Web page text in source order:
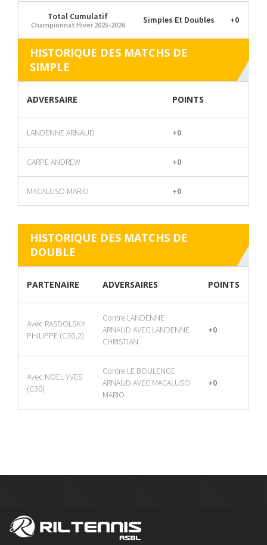
Total Cumulatif
Championnat Hiver 2025-2026 Simples Et Doubles +0
HISTORIQUE DES MATCHS DE
SIMPLE
ADVERSAIRE POINTS
LANDENNE ARNAUD +0
CARPE ANDREW +0
MACALUSO MARIO +0
HISTORIQUE DES MATCHS DE
DOUBLE
PARTENAIRE ADVERSAIRES POINTS
Avec RASDOLSKY
PHILIPPE (C30,2)
Contre LANDENNE
ARNAUD AVEC LANDENNE
CHRISTIAN
+0
Avec NOEL YVES
(C30)
Contre LE BOULENGE
ARNAUD AVEC MACALUSO
MARIO
+0